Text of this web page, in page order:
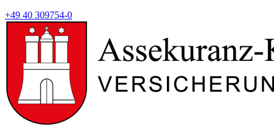
+49 40 309754-0